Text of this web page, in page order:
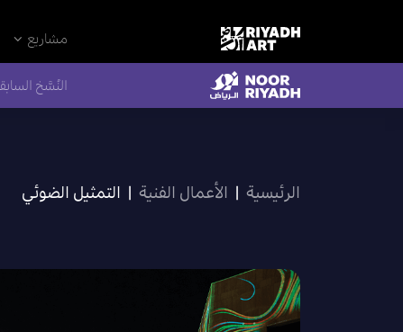
مشاريع
النُسَّخ
الرئيسية | الأعمال الفنية | التمثيل الضوئي